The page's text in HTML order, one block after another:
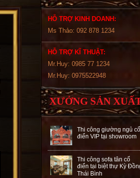
HỖ TRỢ KINH DOANH:
Ms Thảo: 092 878 1234
HỖ TRỢ KĨ THUẬT:
Mr.Huy: 0985 77 1234
Mr.Huy: 0975522948
XƯỞNG SẢN
Thi công giường ngủ cổ
điển VIP tại showroom
Thi công sofa tân cổ
điển tại biệt thự Kỳ
Thái Bình